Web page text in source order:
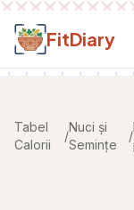
Salt la conținut
FitDiary
Tabel
Calorii
/
Nuci și
Semințe
/